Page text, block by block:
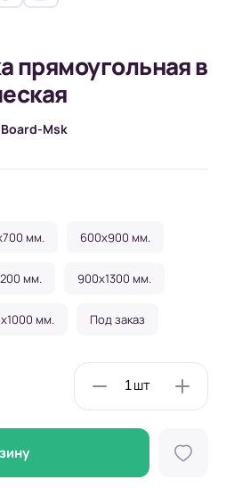
прямоугольная в
Board-Msk
мм. 600x900 мм.
мм. 900x1300 мм.
мм. Под заказ